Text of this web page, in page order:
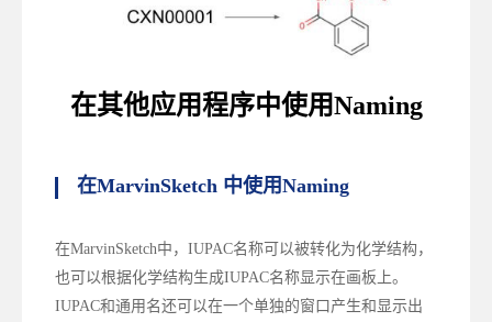
在其他应用程序中使用Naming
在MarvinSketch 中使用Naming
在MarvinSketch中，IUPAC名称可以被转化为化学结构，
也可以根据化学结构生成IUPAC名称显示在画板上。
IUPAC和通用名还可以在一个单独的窗口产生和显示出